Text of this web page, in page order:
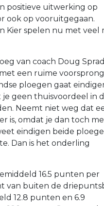
positieve uitwerking op
ook op vooruitgegaan.
Kier spelen nu met veel
van coach Doug
een ruime
ploegen gaat
geen thuisvoordeel in
Neemt niet weg dat
is, omdat je dan toch
eindigen beide
Dan is het onderling
16.5 punten per
van buiten de
12.8 punten en 6.9